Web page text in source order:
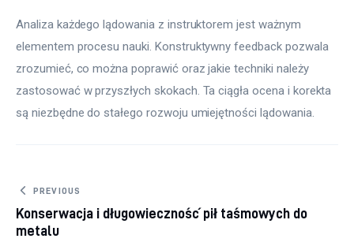
Analiza każdego lądowania z instruktorem jest ważnym
elementem procesu nauki. Konstruktywny feedback pozwala
zrozumieć, co można poprawić oraz jakie techniki należy
zastosować w przyszłych skokach. Ta ciągła ocena i korekta
są niezbędne do stałego rozwoju umiejętności lądowania.
Nawigacja
wpisu
PREVIOUS
Konserwacja i długowieczność pił taśmowych do
metalu